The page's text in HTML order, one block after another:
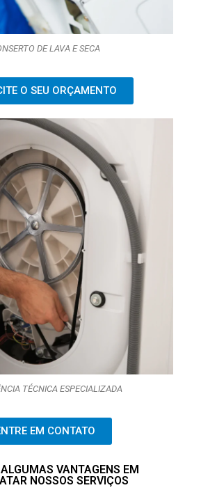
DE LAVA E SECA
O SEU ORÇAMENTO
TÉCNICA ESPECIALIZADA
EM CONTATO
VANTAGENS EM
NOSSOS SERVIÇOS